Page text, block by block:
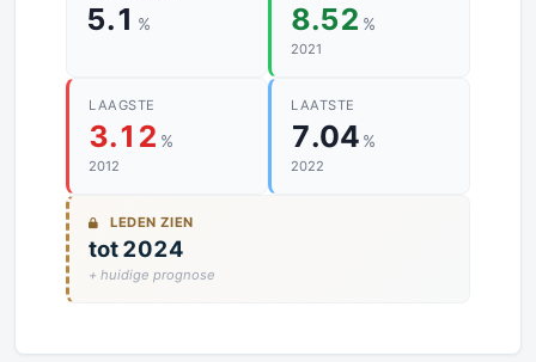
5.1 % 8.52 %
2021
LAAGSTE
3.12 %
2012
LAATSTE
7.04 %
2022
LEDEN ZIEN
tot 2024
+ huidige prognose